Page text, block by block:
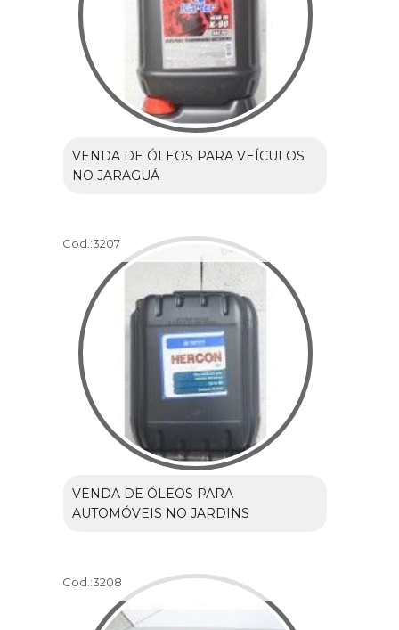
VENDA DE ÓLEOS PARA VEÍCULOS
NO JARAGUÁ
Cod.:3207
VENDA DE ÓLEOS PARA
AUTOMÓVEIS NO JARDINS
Cod.:3208